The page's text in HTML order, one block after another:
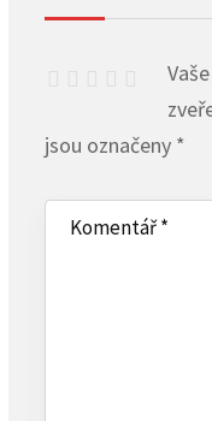
jsou označeny *